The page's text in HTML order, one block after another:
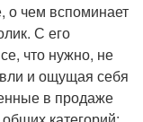
о чем вспоминает
С его
что нужно, не
и ощущая себя
в продаже